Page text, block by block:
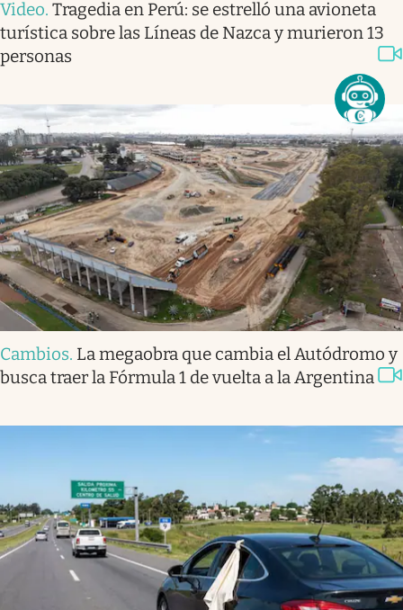
Video. Tragedia en Perú: se estrelló una avioneta
turística sobre las Líneas de Nazca y murieron 13
personas
Cambios. La megaobra que cambia el Autódromo y
busca traer la Fórmula 1 de vuelta a la Argentina